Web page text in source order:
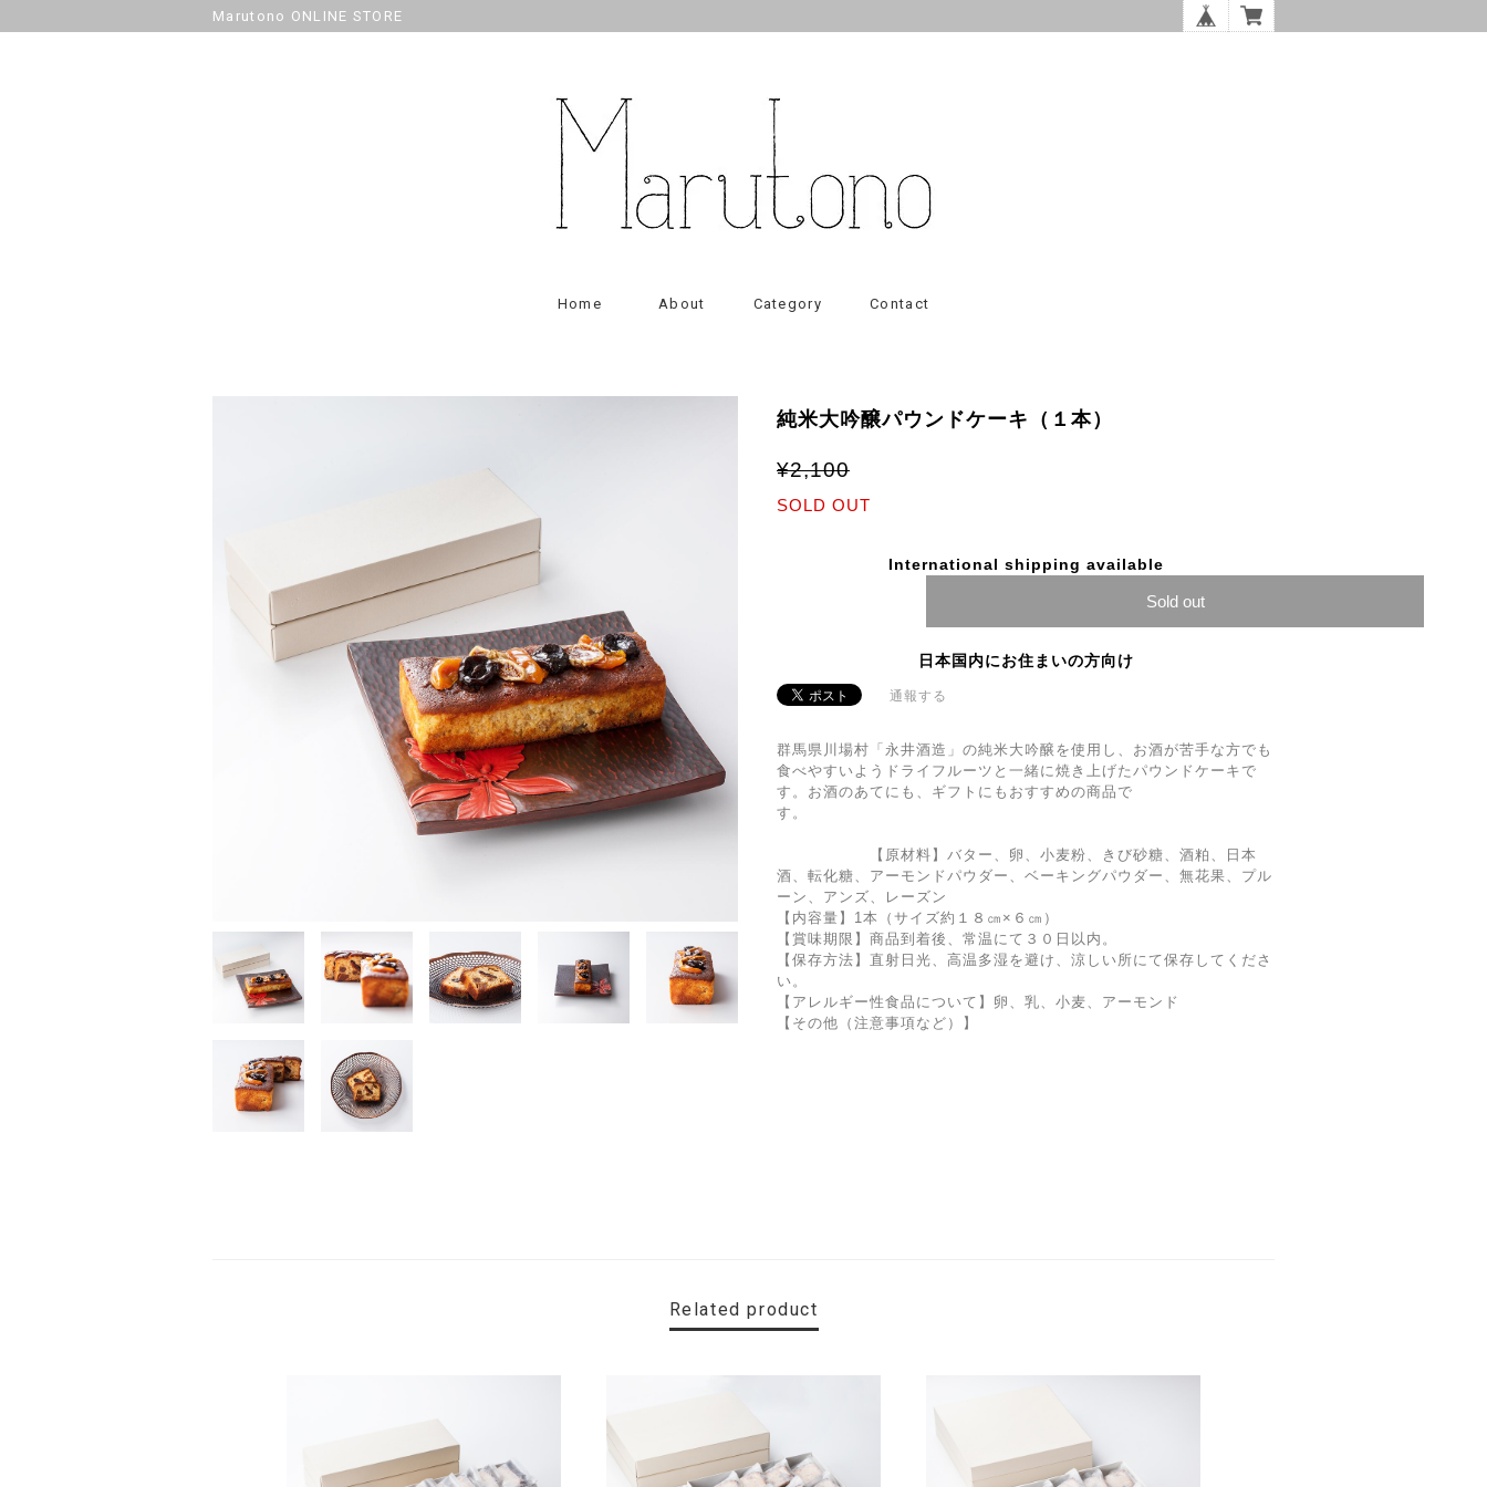
Marutono ONLINE STORE
Home About Category Contact
純米大吟醸パウンドケーキ（１本）
¥2,100
SOLD OUT
International shipping available
Sold out
日本国内にお住まいの方向け
通報する
群馬県川場村「永井酒造」の純米大吟醸を使用し、お酒が苦手な方でも
食べやすいようドライフルーツと一緒に焼き上げたパウンドケーキで
す。お酒のあてにも、ギフトにもおすすめの商品で
す。
【原材料】バター、卵、小麦粉、きび砂糖、酒粕、日本
酒、転化糖、アーモンドパウダー、ベーキングパウダー、無花果、プル
ーン、アンズ、レーズン
【内容量】1本（サイズ約１８㎝×６㎝）
【賞味期限】商品到着後、常温にて３０日以内。
【保存方法】直射日光、高温多湿を避け、涼しい所にて保存してくださ
い。
【アレルギー性食品について】卵、乳、小麦、アーモンド
【その他（注意事項など）】
Related product